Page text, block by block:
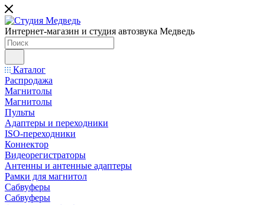
Интернет-магазин и студия автозвука Медведь
Каталог
Распродажа
Магнитолы
Магнитолы
Пульты
Адаптеры и переходники
ISO-переходники
Коннектор
Видеорегистраторы
Антенны и антенные адаптеры
Рамки для магнитол
Сабвуферы
Сабвуферы